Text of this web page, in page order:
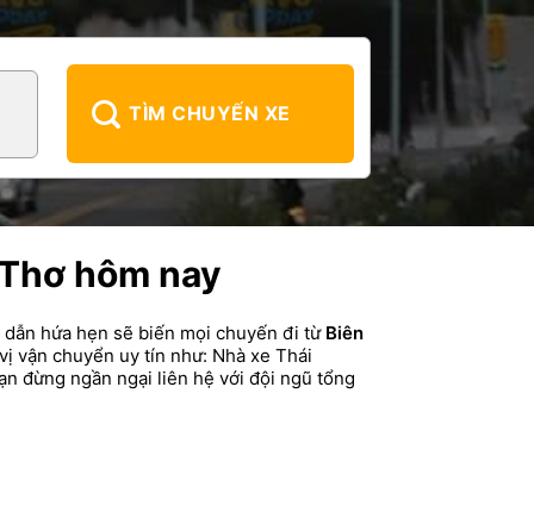
TÌM CHUYẾN XE
hôm nay
hứa hẹn sẽ biến mọi chuyến đi từ Biên
vận chuyển uy tín như: Nhà xe Thái
đừng ngần ngại liên hệ với đội ngũ tổng